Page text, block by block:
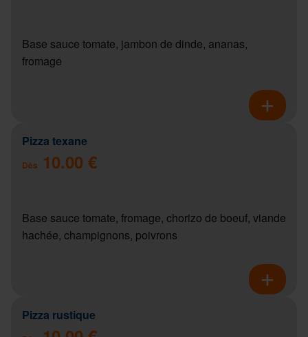
Base sauce tomate, jambon de dinde, ananas,
fromage
Pizza texane
Dès 10.00 €
Base sauce tomate, fromage, chorizo de boeuf, viande
hachée, champignons, poivrons
Pizza rustique